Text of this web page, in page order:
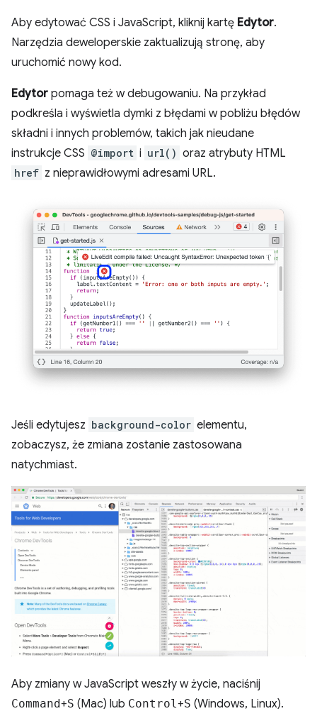
Aby edytować CSS i JavaScript, kliknij kartę Edytor.
Narzędzia deweloperskie zaktualizują stronę, aby
uruchomić nowy kod.
Edytor pomaga też w debugowaniu. Na przykład
podkreśla i wyświetla dymki z błędami w pobliżu błędów
składni i innych problemów, takich jak nieudane
instrukcje CSS @import i url() oraz atrybuty HTML
href z nieprawidłowymi adresami URL.
Jeśli edytujesz background-color elementu,
zobaczysz, że zmiana zostanie zastosowana
natychmiast.
Aby zmiany w JavaScript weszły w życie, naciśnij
Command+S (Mac) lub Control+S (Windows, Linux).